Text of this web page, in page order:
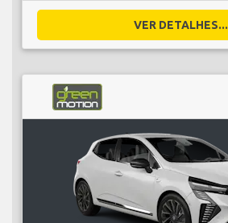
VER DETALHES...